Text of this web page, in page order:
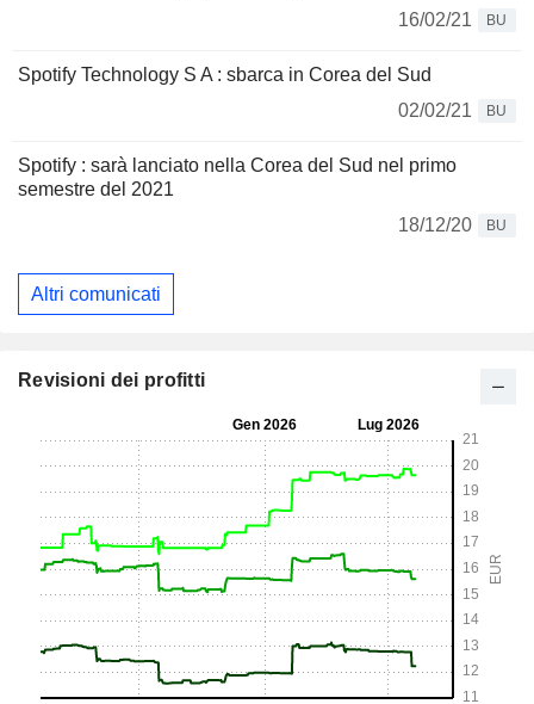
16/02/21
BU
Spotify Technology S A : sbarca in Corea del Sud
02/02/21
BU
Spotify : sarà lanciato nella Corea del Sud nel primo
semestre del 2021
18/12/20
BU
Altri comunicati
Revisioni dei profitti